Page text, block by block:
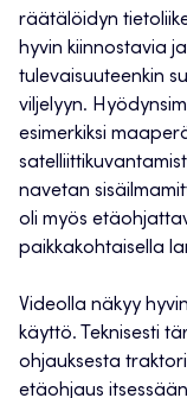
räätälöidyn
hyvin kiinnostavia
tulevaisuuteenkin
viljelyyn.
esimerkiksi
navetan
oli myös
paikkakohtaisella
Videolla näkyy
käyttö. Teknisesti
ohjauksesta
etäohjaus